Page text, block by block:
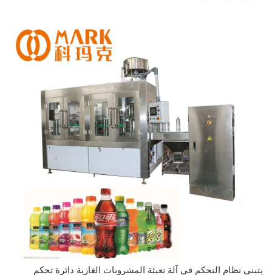
نظام التحكم في آلة تعبئة المشروبات الغازية دائرة تحكم